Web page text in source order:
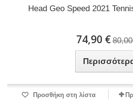
Head Geo Speed 2021
74,90 €
Προσθήκη στη λίστα